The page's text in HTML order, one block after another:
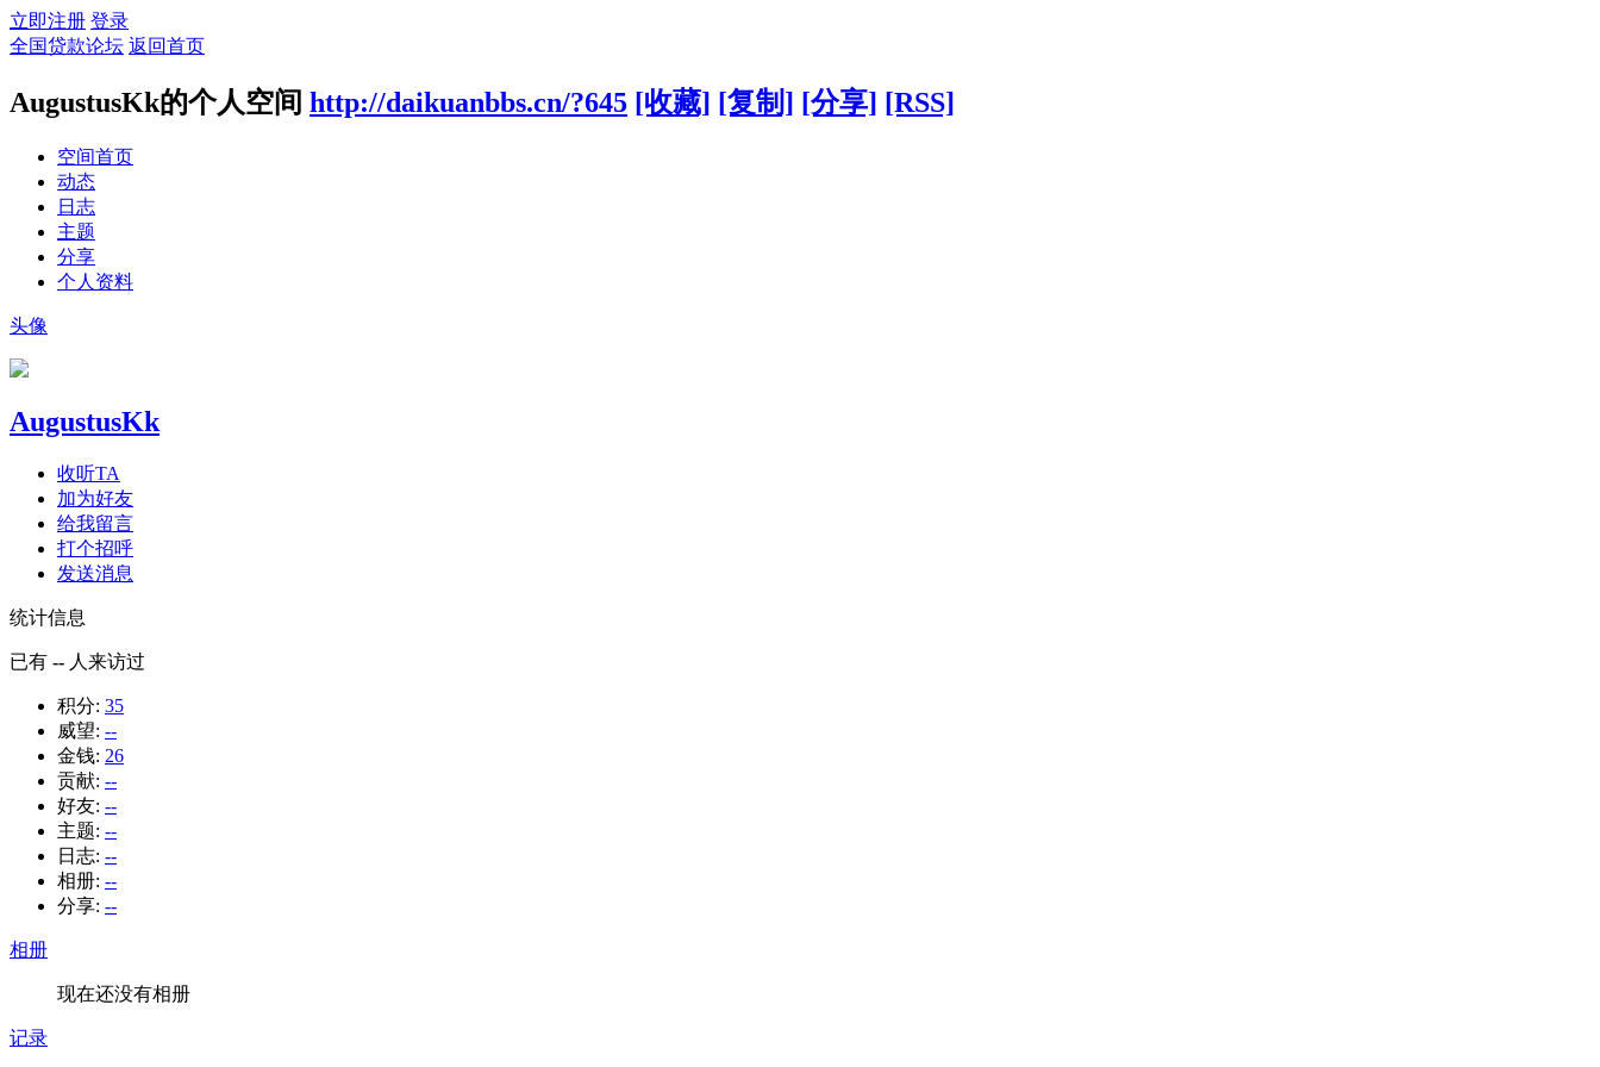
立即注册 登录
全国贷款论坛 返回首页
AugustusKk的个人空间 http://daikuanbbs.cn/?645 [收藏] [复制] [分享] [RSS]
空间首页
动态
日志
主题
分享
个人资料
头像
AugustusKk
收听TA
加为好友
给我留言
打个招呼
发送消息
统计信息
已有 -- 人来访过
积分: 35
威望: --
金钱: 26
贡献: --
好友: --
主题: --
日志: --
相册: --
分享: --
相册
现在还没有相册
记录